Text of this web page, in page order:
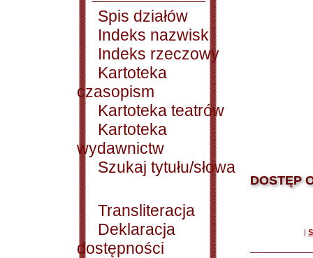
Spis działów
Indeks nazwisk
Indeks rzeczowy
Kartoteka
czasopism
Kartoteka teatrów
Kartoteka
wydawnictw
Szukaj tytułu/słowa
Transliteracja
Deklaracja
dostępności
DOSTĘP
|